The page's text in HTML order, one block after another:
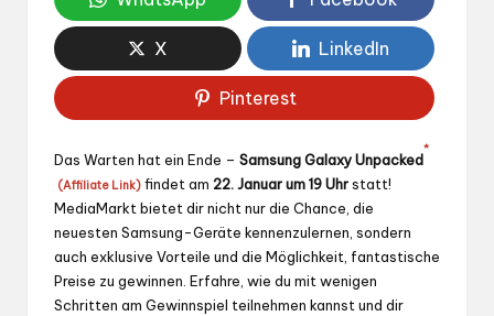
X LinkedIn
Pinterest
Das Warten hat ein Ende – Samsung Galaxy Unpacked
*
(Affiliate Link) findet am 22. Januar um 19 Uhrstatt!
MediaMarkt bietet dir nicht nur die Chance, die
neuesten Samsung-Geräte kennenzulernen, sondern
auch exklusive Vorteile und die Möglichkeit, fantastische
Preise zu gewinnen. Erfahre, wie du mit wenigen
Schritten am Gewinnspiel teilnehmen kannst und dir